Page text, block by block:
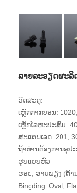
ລາຍລະອຽດຜະລິ
ວັດສະດຸ:
ເຫຼັກກາກບອນ:
ເຫຼັກໂລຫະປະສົມ:
ສະແຕນເລດ: 201,
ຖ້າທ່ານຕ້ອງການອຸປ
ຮູບແບບຫົວ
ຮອບ, ຮາບພຽງ (ຕ້າ
Bingding, Oval,